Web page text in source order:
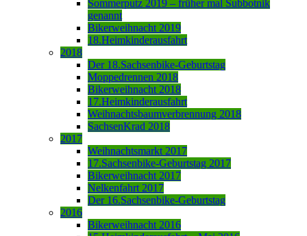
Sommerputz 2019 – früher mal Subbotnik
genannt
Bikerweihnacht 2019
18.Heimkinderausfahrt
2018
Der 18.Sachsenbike-Geburtstag
Moppedrennen 2018
Bikerweihnacht 2018
17.Heimkinderausfahrt
Weihnachtsbaumverbrennung 2018
SachsenKrad 2018
2017
Weihnachtsmarkt 2017
17.Sachsenbike-Geburtstag 2017
Bikerweihnacht 2017
Nelkenfahrt 2017
Der 16.Sachsenbike-Geburtstag
2016
Bikerweihnacht 2016